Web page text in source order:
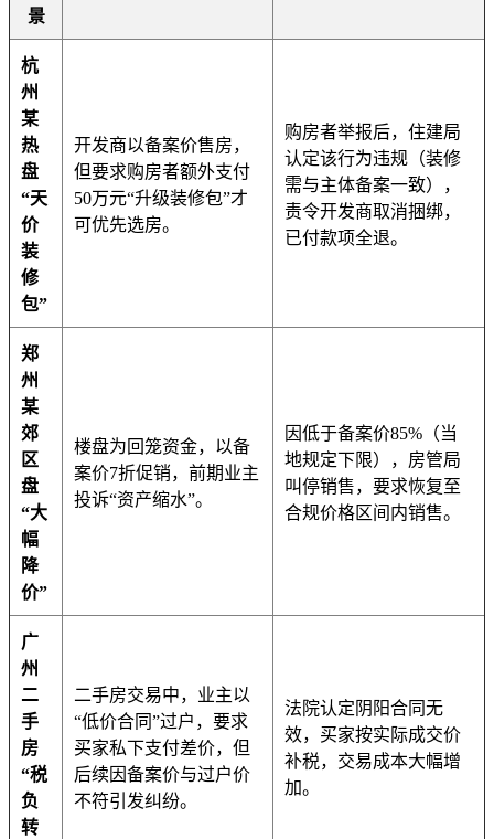
景
杭
州
某
热
盘
“天
价
装
修
包”
开发商以备案价售房，
但要求购房者额外支付
50万元“升级装修包”才
可优先选房。
购房者举报后，住建局
认定该行为违规（装修
需与主体备案一致），
责令开发商取消捆绑，
已付款项全退。
郑
州
某
郊
区
盘
“大
幅
降
价”
楼盘为回笼资金，以备
案价7折促销，前期业主
投诉“资产缩水”。
因低于备案价85%（当
地规定下限），房管局
叫停销售，要求恢复至
合规价格区间内销售。
广
州
二
手
房
“税
负
转
二手房交易中，业主以
“低价合同”过户，要求
买家私下支付差价，但
后续因备案价与过户价
不符引发纠纷。
法院认定阴阳合同无
效，买家按实际成交价
补税，交易成本大幅增
加。